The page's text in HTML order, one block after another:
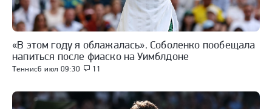
Теннис6 июл 09:30 11
«В этом году я облажалась». Соболенко пообещала
напиться после фиаско на Уимблдоне